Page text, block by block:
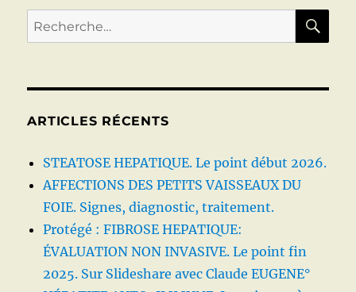
Recherche
pour :
ARTICLES RÉCENTS
STEATOSE HEPATIQUE. Le point début 2026.
AFFECTIONS DES PETITS VAISSEAUX DU
FOIE. Signes, diagnostic, traitement.
Protégé : FIBROSE HEPATIQUE:
ÉVALUATION NON INVASIVE. Le point fin
2025. Sur Slideshare avec Claude EUGENE°